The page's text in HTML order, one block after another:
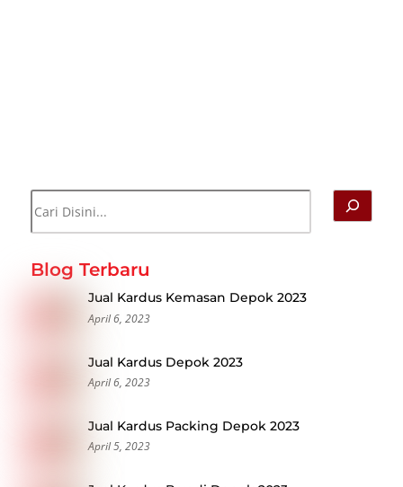
Cari
Blog Terbaru
Jual Kardus Kemasan Depok 2023
April 6, 2023
Jual Kardus Depok 2023
April 6, 2023
Jual Kardus Packing Depok 2023
April 5, 2023